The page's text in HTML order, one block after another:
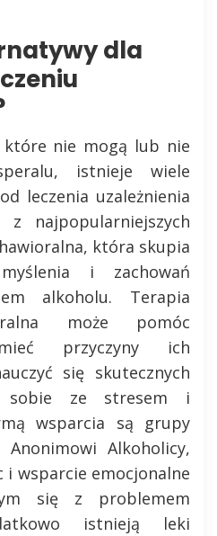
dla
nie mogą lub nie
istnieje wiele
leczenia uzależnienia
z najpopularniejszych
która skupia
i zachowań
alkoholu. Terapia
może pomóc
przyczyny ich
się skutecznych
sobie ze stresem i
wsparcia są grupy
Alkoholicy,
wsparcie emocjonalne
się z problemem
istnieją leki